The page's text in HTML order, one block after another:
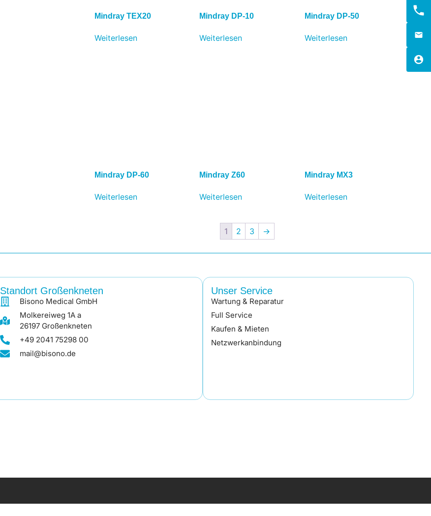
Mindray TEX20
Weiterlesen
Mindray DP-10
Weiterlesen
Mindray DP-50
Weiterlesen
Mindray DP-60
Weiterlesen
Mindray Z60
Weiterlesen
Mindray MX3
Weiterlesen
1 2 3 →
Standort Großenkneten
Bisono Medical GmbH
Molkereiweg 1A a
26197 Großenkneten
+49 2041 75298 00
mail@bisono.de
Unser Service
Wartung & Reparatur
Full Service
Kaufen & Mieten
Netzwerkanbindung